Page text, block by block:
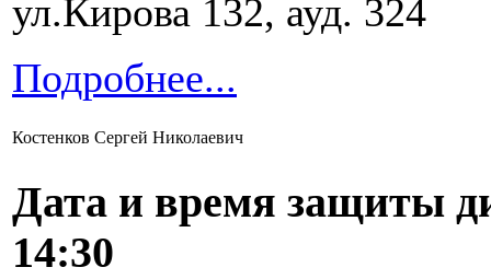
ул.Кирова 132, ауд. 324
Подробнее...
Костенков Сергей Николаевич
Дата и время защиты
14:30